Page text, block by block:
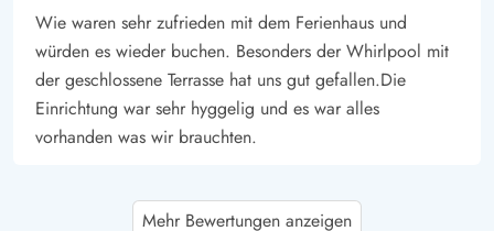
Wie waren sehr zufrieden mit dem Ferienhaus und
würden es wieder buchen. Besonders der Whirlpool mit
der geschlossene Terrasse hat uns gut gefallen.Die
Einrichtung war sehr hyggelig und es war alles
vorhanden was wir brauchten.
Sabrina HartmanMehr Bewertungen anzeigen